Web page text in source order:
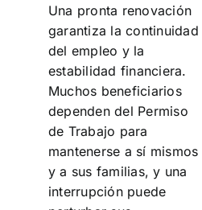
Una pronta renovación
garantiza la continuidad
del empleo y la
estabilidad financiera.
Muchos beneficiarios
dependen del Permiso
de Trabajo para
mantenerse a sí mismos
y a sus familias, y una
interrupción puede